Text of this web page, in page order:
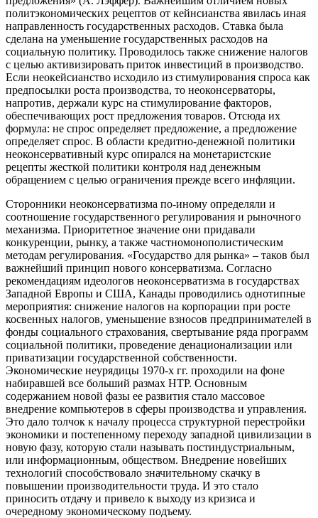
политэкономических рецептов от кейнсианства явилась иная
направленность государственных расходов. Ставка была
сделана на уменьшение государственных расходов на
социальную политику. Проводилось также снижение налогов
с целью активизировать приток инвестиций в производство.
Если неокейсианство исходило из стимулирования спроса как
предпосылки роста производства, то неоконсерваторы,
напротив, держали курс на стимулирование факторов,
обеспечивающих рост предложения товаров. Отсюда их
формула: не спрос определяет предложение, а предложение
определяет спрос. В области кредитно-денежной политики
неоконсервативный курс опирался на монетаристские
рецепты жесткой политики контроля над денежным
обращением с целью ограничения прежде всего инфляции.
Сторонники неоконсерватизма по-иному определяли и
соотношение государственного регулирования и рыночного
механизма. Приоритетное значение они придавали
конкуренции, рынку, а также частномонополистическим
методам регулирования. «Государство для рынка» – таков был
важнейший принцип нового консерватизма. Согласно
рекомендациям идеологов неоконсерватизма в государствах
Западной Европы и США, Канады проводились однотипные
мероприятия: снижение налогов на корпорации при росте
косвенных налогов, уменьшение взносов предпринимателей в
фонды социального страхования, свертывание ряда программ
социальной политики, проведение денационализации или
приватизации государственной собственности.
Экономические неурядицы 1970-х гг. проходили на фоне
набиравшей все больший размах НТР. Основным
содержанием новой фазы ее развития стало массовое
внедрение компьютеров в сферы производства и управления.
Это дало толчок к началу процесса структурной перестройки
экономики и постепенному переходу западной цивилизации в
новую фазу, которую стали называть постиндустриальным,
или информационным, обществом. Внедрение новейших
технологий способствовало значительному скачку в
повышении производительности труда. И это стало
приносить отдачу и привело к выходу из кризиса и
очередному экономическому подъему.